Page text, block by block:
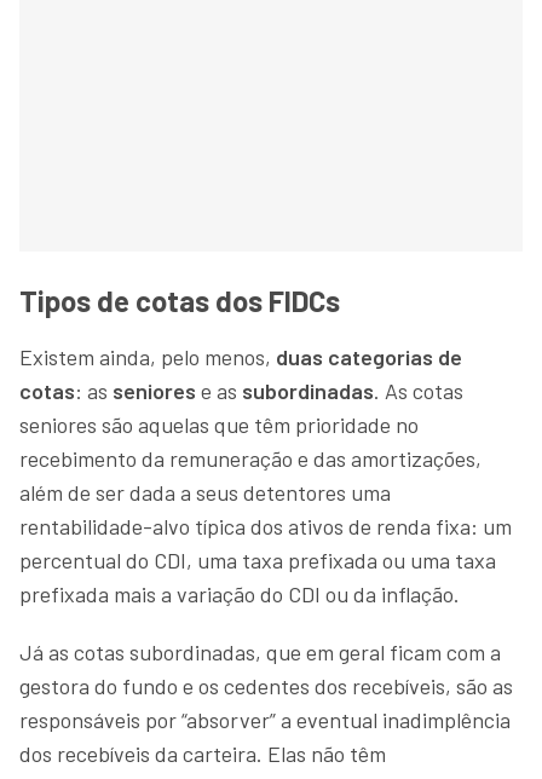
Tipos de cotas dos FIDCs
Existem ainda, pelo menos, duas categorias de
cotas: as seniores e as subordinadas. As cotas
seniores são aquelas que têm prioridade no
recebimento da remuneração e das amortizações,
além de ser dada a seus detentores uma
rentabilidade-alvo típica dos ativos de renda fixa: um
percentual do CDI, uma taxa prefixada ou uma taxa
prefixada mais a variação do CDI ou da inflação.
Já as cotas subordinadas, que em geral ficam com a
gestora do fundo e os cedentes dos recebíveis, são as
responsáveis por “absorver” a eventual inadimplência
dos recebíveis da carteira. Elas não têm